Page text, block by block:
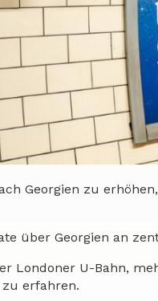
Georgien zu
über Georgien an
Londoner U-Bahn,
erfahren.